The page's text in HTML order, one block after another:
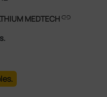
MEDTECHlink